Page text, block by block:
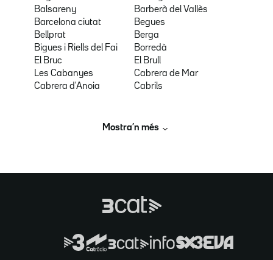
Balsareny
Barberà del Vallès
Barcelona ciutat
Begues
Bellprat
Berga
Bigues i Riells del Fai
Borredà
El Bruc
El Brull
Les Cabanyes
Cabrera de Mar
Cabrera d'Anoia
Cabrils
Mostra’n més